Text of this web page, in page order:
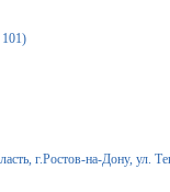
г.Ростов-на-Дону, ул.